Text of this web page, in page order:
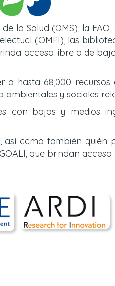
la Salud (OMS), la
(OMPI), las
acceso libre o de
a hasta 68,000
ambientales y sociales
con bajos y medios
así como también
que brindan